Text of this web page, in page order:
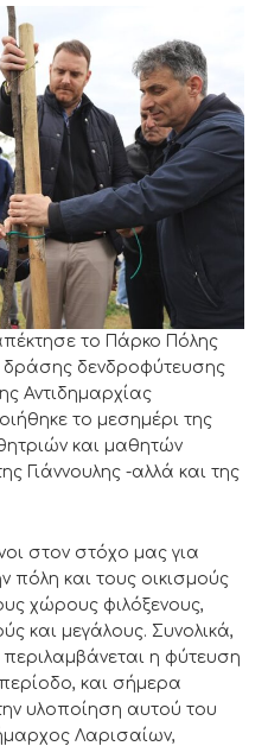
το Πάρκο Πόλης
δράσης δενδροφύτευσης
Αντιδημαρχίας
το μεσημέρι της
και μαθητών
Γιάννουλης -αλλά και της
στον στόχο μας για
και τους οικισμούς
χώρους φιλόξενους,
και μεγάλους. Συνολικά,
η φύτευση
περίοδο, και σήμερα
υλοποίηση αυτού του
Λαρισαίων,